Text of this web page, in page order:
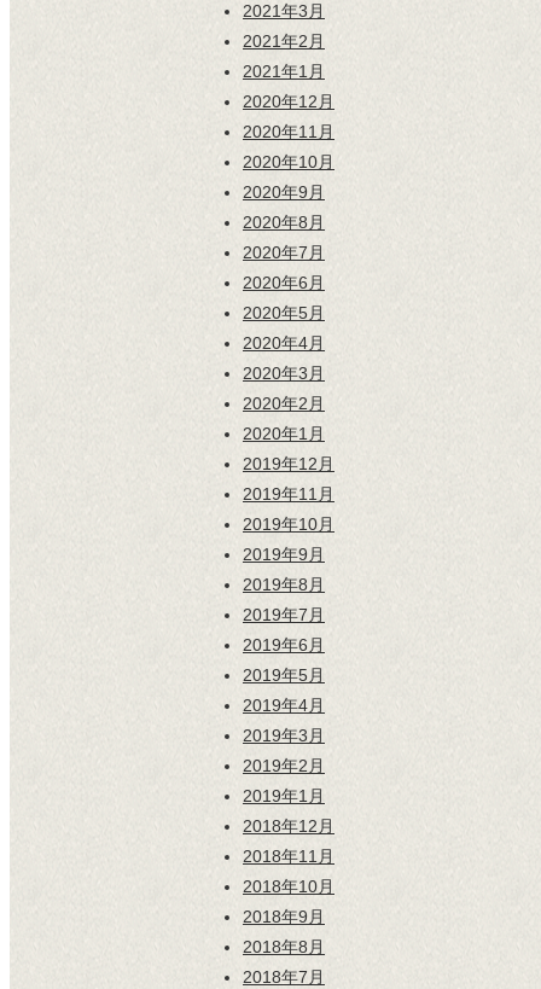
2021年3月
2021年2月
2021年1月
2020年12月
2020年11月
2020年10月
2020年9月
2020年8月
2020年7月
2020年6月
2020年5月
2020年4月
2020年3月
2020年2月
2020年1月
2019年12月
2019年11月
2019年10月
2019年9月
2019年8月
2019年7月
2019年6月
2019年5月
2019年4月
2019年3月
2019年2月
2019年1月
2018年12月
2018年11月
2018年10月
2018年9月
2018年8月
2018年7月